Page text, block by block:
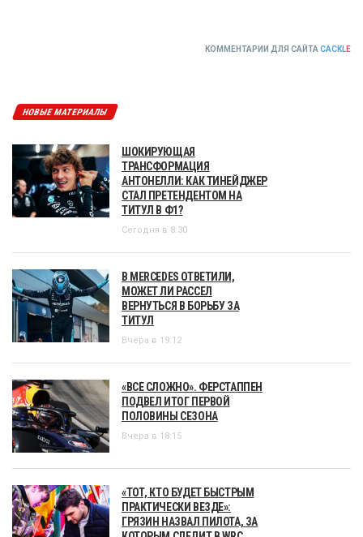
КОММЕНТАРИИ ДЛЯ САЙТАCACKLE
НОВЫЕ МАТЕРИАЛЫ
ШОКИРУЮЩАЯ
ТРАНСФОРМАЦИЯ
АНТОНЕЛЛИ: КАК ТИНЕЙДЖЕР
СТАЛ ПРЕТЕНДЕНТОМ НА
ТИТУЛ В Ф1?
Сегодня в 8:30
В MERCEDES ОТВЕТИЛИ,
МОЖЕТ ЛИ РАССЕЛ
ВЕРНУТЬСЯ В БОРЬБУ ЗА
ТИТУЛ
Вчера в 19:12
«ВСЕ СЛОЖНО». ФЕРСТАППЕН
ПОДВЕЛ ИТОГ ПЕРВОЙ
ПОЛОВИНЫ СЕЗОНА
Вчера в 18:15
«ТОТ, КТО БУДЕТ БЫСТРЫМ
ПРАКТИЧЕСКИ ВЕЗДЕ»:
ГРЯЗИН НАЗВАЛ ПИЛОТА, ЗА